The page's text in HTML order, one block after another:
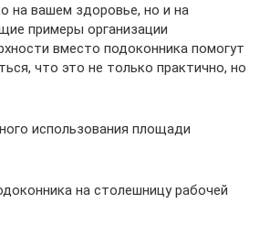
на вашем здоровье, но и на
примеры организации
вместо подоконника помогут
что это не только практично, но
использования площади
на столешницу рабочей